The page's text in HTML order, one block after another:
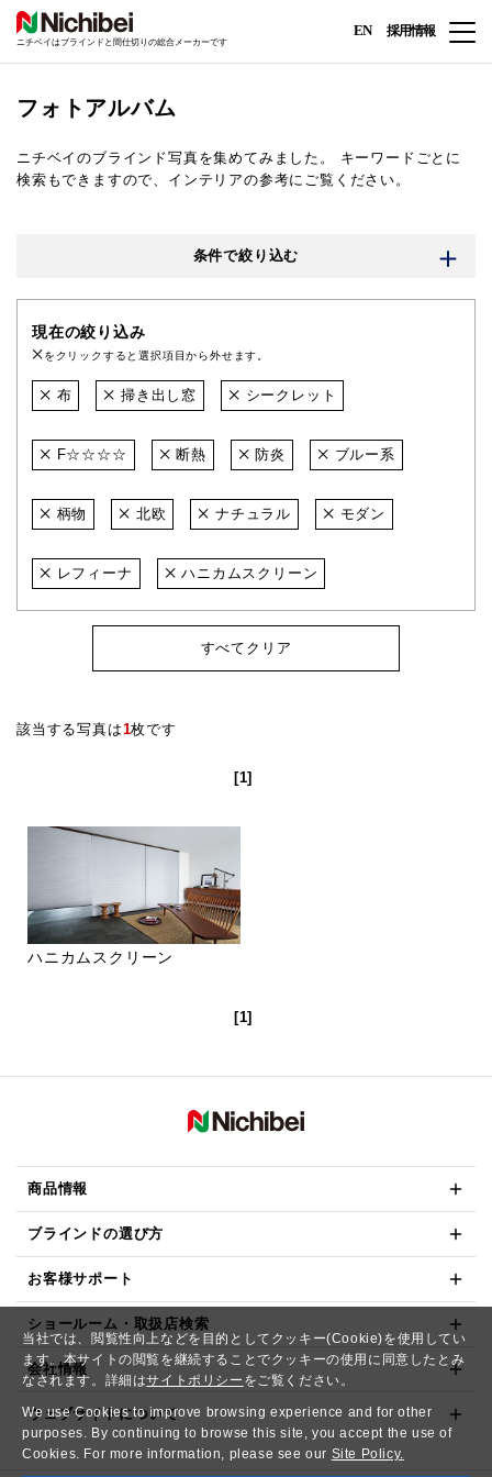
当社では、閲覧性向上などを目的としてクッキー(Cookie)を使用してい
ます。本サイトの閲覧を継続することでクッキーの使用に同意したとみ
なされます。詳細はサイトポリシー をご覧ください。
We use Cookies to improve browsing experience and for other
purposes. By continuing to browse this site, you accept the use of
Cookies. For more information, please see our Site Policy.
ニチベイはブラインドと間仕切りの総合メーカーです
EN 採用情報
フォトアルバム
ニチベイのブラインド写真を集めてみました。
キーワードごとに
検索もできますので、インテリアの参考にご覧ください。
条件で絞り込む
現在の絞り込み
をクリックすると選択項目から外せます。
布 掃き出し窓 シークレット
F☆☆☆☆ 断熱 防炎 ブルー系
柄物 北欧 ナチュラル モダン
レフィーナ ハニカムスクリーン
すべてクリア
該当する写真は1枚です
[1]
ハニカムスクリーン
[1]
商品情報
ブラインドの選び方
お客様サポート
ショールーム・取扱店検索
会社情報
ウェブサイトについて